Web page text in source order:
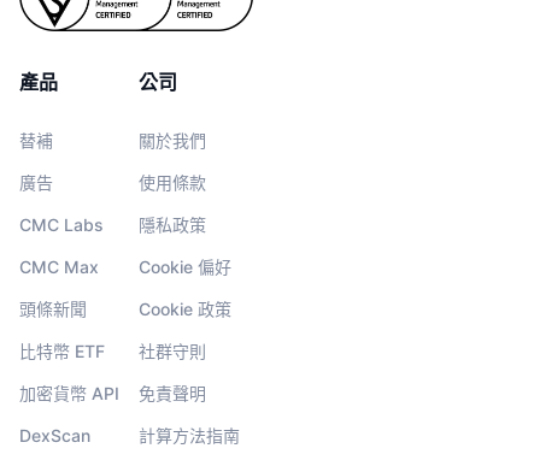
產品
替補
廣告
CMC Labs
CMC Max
頭條新聞
比特幣 ETF
加密貨幣 API
DexScan
公司
關於我們
使用條款
隱私政策
Cookie 偏好
Cookie 政策
社群守則
免責聲明
計算方法指南